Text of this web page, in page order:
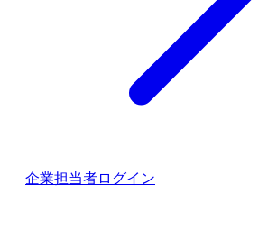
企業担当者ログイン